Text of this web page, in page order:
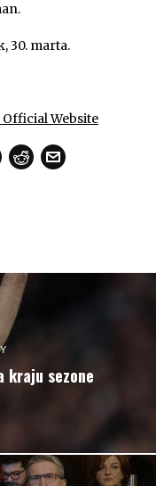
30. marta.
Website
kraju sezone